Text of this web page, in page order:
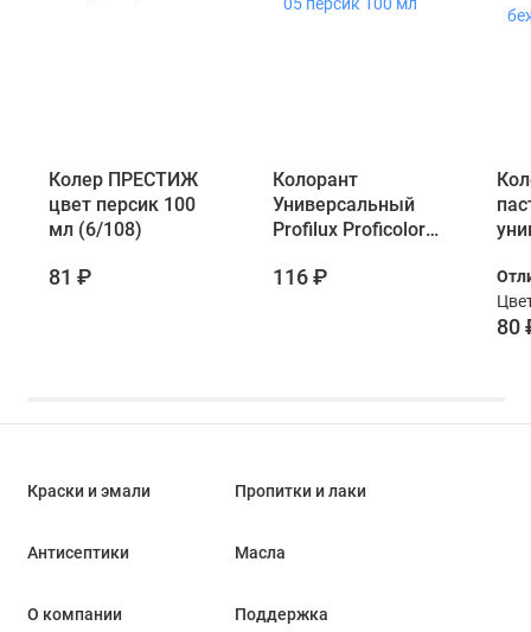
Колер ПРЕСТИЖ
цвет персик 100
мл (6/108)
81 ₽
Колорант
Универсальный
Profilux Proficolor
116 ₽
80
Краски и эмали Пропитки и лаки
Антисептики Масла
О компании Поддержка